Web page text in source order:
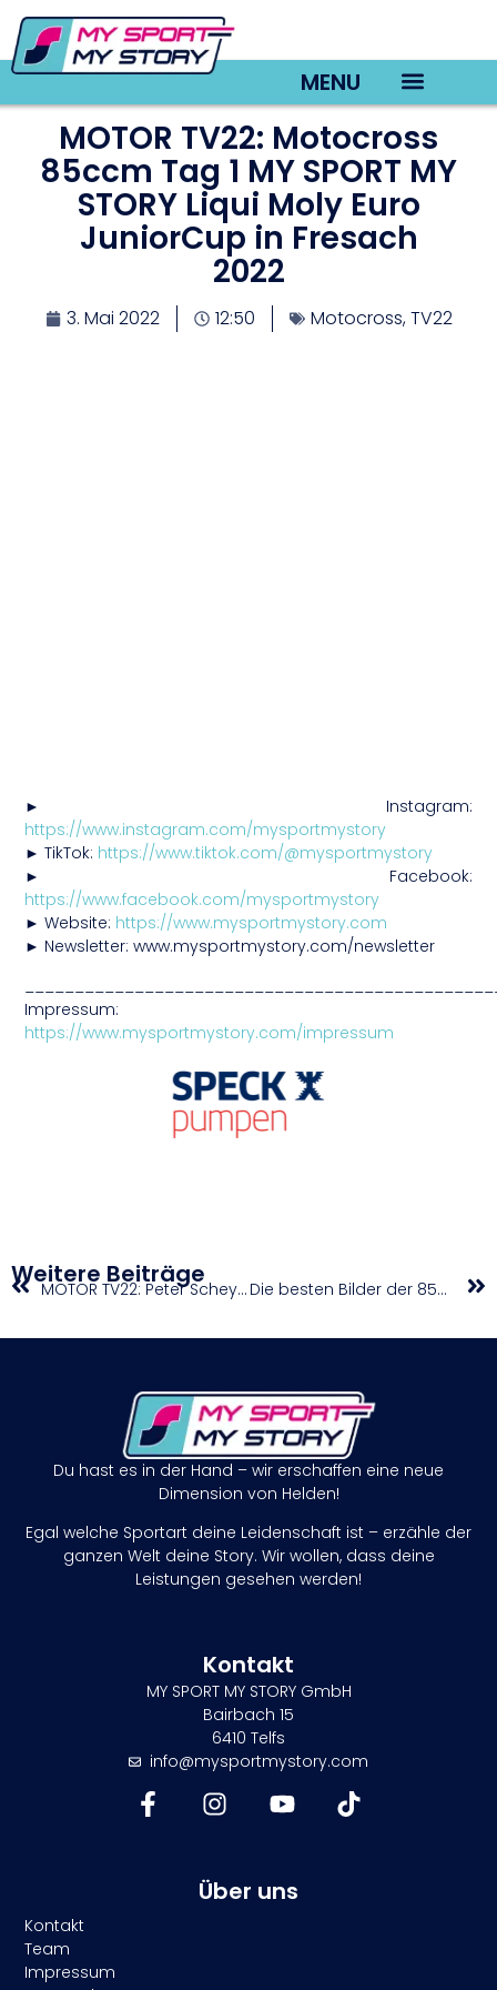
MENU
MOTOR TV22: Motocross
85ccm Tag 1 MY SPORT MY
STORY Liqui Moly Euro
JuniorCup in Fresach
2022
3. Mai 2022 12:50 Motocross,TV22
► Instagram:
https://www.instagram.com/mysportmystory
► TikTok: https://www.tiktok.com/@mysportmystory
► Facebook:
https://www.facebook.com/mysportmystory
► Website: https://www.mysportmystory.com
► Newsletter: www.mysportmystory.com/newsletter
Impressum:
https://www.mysportmystory.com/impressum
Weitere Beiträge MOTOR TV22: Peter Scheyrer beim Training in Rietz zur Vorbereitung auf Motocross Staatsmeisterschaft Die besten Bilder der 85ccm Klasse beim MY SPORT MY STORY Liqui Moly Euro JuniorCup in Fresach 2022
Du hast es in der Hand – wir erschaffen eine neue
Dimension von Helden!
Egal welche Sportart deine Leidenschaft ist – erzähle der
ganzen Welt deine Story. Wir wollen, dass deine
Leistungen gesehen werden!
Kontakt
MY SPORT MY STORY GmbH
Bairbach 15
6410 Telfs
info@mysportmystory.com
Über uns
Kontakt
Team
Impressum